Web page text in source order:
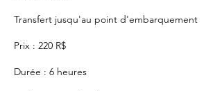
Transfert jusqu'au point d'embarquement
Prix : 220 R$
Durée : 6 heures